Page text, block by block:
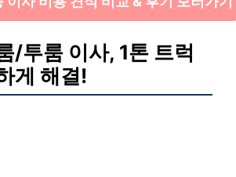
/투룸 이사, 1톤 트럭
게 해결!